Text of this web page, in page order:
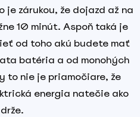
zárukou, že dojazd až na
10 minút. Aspoň taká je
od toho akú budete mať
batéria a od monohých
to nie je priamočiare, že
energia natečie ako